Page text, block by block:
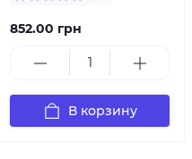
852.00 грн
В корзину